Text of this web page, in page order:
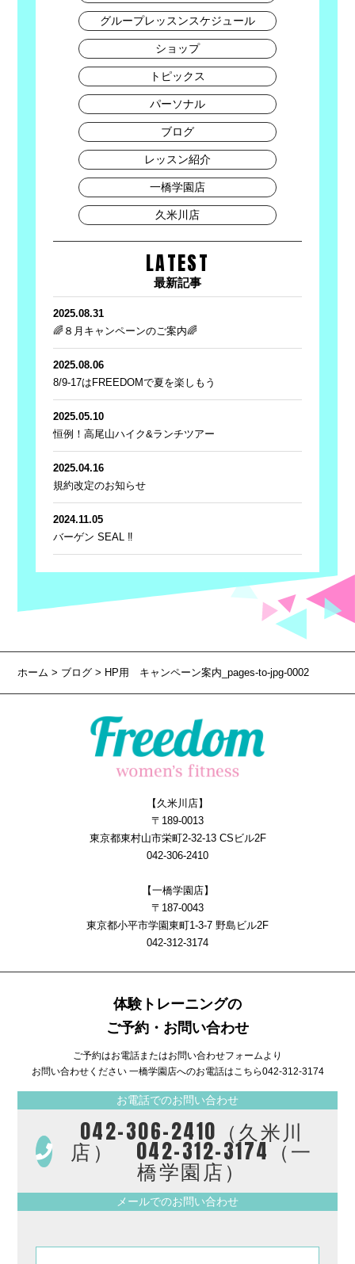
グループレッスンスケジュール
ショップ
トピックス
パーソナル
ブログ
レッスン紹介
一橋学園店
久米川店
LATEST
最新記事
2025.08.31
🌈８月キャンペーンのご案内🌈
2025.08.06
8/9-17はFREEDOMで夏を楽しもう
2025.05.10
恒例！高尾山ハイク&ランチツアー
2025.04.16
規約改定のお知らせ
2024.11.05
バーゲン SEAL ‼
ホーム> ブログ > HP用 キャンペーン案内_pages-to-jpg-0002
【久米川店】
〒189-0013
東京都東村山市栄町2-32-13 CSビル2F
042-306-2410
【一橋学園店】
〒187-0043
東京都小平市学園東町1-3-7 野島ビル2F
042-312-3174
体験トレーニングの
ご予約・お問い合わせ
ご予約はお電話またはお問い合わせフォームより
お問い合わせください 一橋学園店へのお電話はこちら042-312-3174
お電話でのお問い合わせ
042-306-2410（久米川
店） 042-312-3174（一
橋学園店）
メールでのお問い合わせ